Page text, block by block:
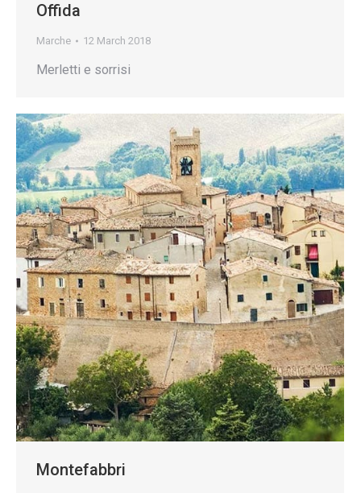
Offida
Marche 12 March 2018
Merletti e sorrisi
Montefabbri